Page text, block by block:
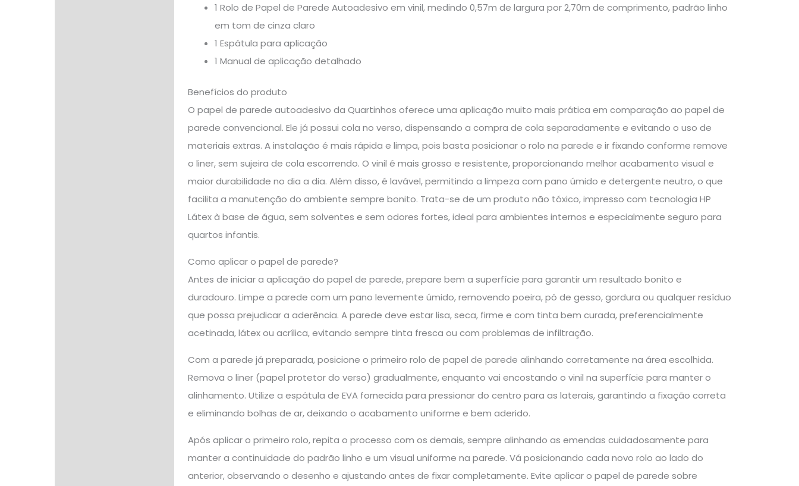
1 Rolo de Papel de Parede Autoadesivo em vinil, medindo 0,57m de largura por 2,70m de comprimento, padrão linho
em tom de cinza claro
1 Espátula para aplicação
1 Manual de aplicação detalhado
Benefícios do produto
O papel de parede autoadesivo da Quartinhos oferece uma aplicação muito mais prática em comparação ao papel de
parede convencional. Ele já possui cola no verso, dispensando a compra de cola separadamente e evitando o uso de
materiais extras. A instalação é mais rápida e limpa, pois basta posicionar o rolo na parede e ir fixando conforme remove
o liner, sem sujeira de cola escorrendo. O vinil é mais grosso e resistente, proporcionando melhor acabamento visual e
maior durabilidade no dia a dia. Além disso, é lavável, permitindo a limpeza com pano úmido e detergente neutro, o que
facilita a manutenção do ambiente sempre bonito. Trata-se de um produto não tóxico, impresso com tecnologia HP
Látex à base de água, sem solventes e sem odores fortes, ideal para ambientes internos e especialmente seguro para
quartos infantis.
Como aplicar o papel de parede?
Antes de iniciar a aplicação do papel de parede, prepare bem a superfície para garantir um resultado bonito e
duradouro. Limpe a parede com um pano levemente úmido, removendo poeira, pó de gesso, gordura ou qualquer resíduo
que possa prejudicar a aderência. A parede deve estar lisa, seca, firme e com tinta bem curada, preferencialmente
acetinada, látex ou acrílica, evitando sempre tinta fresca ou com problemas de infiltração.
Com a parede já preparada, posicione o primeiro rolo de papel de parede alinhando corretamente na área escolhida.
Remova o liner (papel protetor do verso) gradualmente, enquanto vai encostando o vinil na superfície para manter o
alinhamento. Utilize a espátula de EVA fornecida para pressionar do centro para as laterais, garantindo a fixação correta
e eliminando bolhas de ar, deixando o acabamento uniforme e bem aderido.
Após aplicar o primeiro rolo, repita o processo com os demais, sempre alinhando as emendas cuidadosamente para
manter a continuidade do padrão linho e um visual uniforme na parede. Vá posicionando cada novo rolo ao lado do
anterior, observando o desenho e ajustando antes de fixar completamente. Evite aplicar o papel de parede sobre